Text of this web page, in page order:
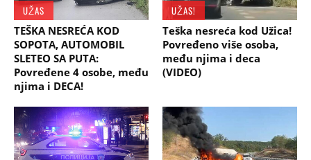
UŽAS
TEŠKA NESREĆA KOD
SOPOTA, AUTOMOBIL
SLETEO SA PUTA:
Povređene 4 osobe, među
njima i DECA!
UŽAS!
Teška nesreća kod Užica!
Povređeno više osoba,
među njima i deca
(VIDEO)